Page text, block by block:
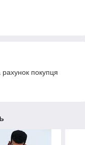
покупця